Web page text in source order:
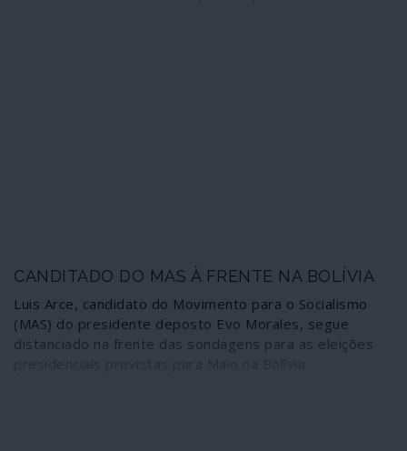
CANDITADO DO MAS À FRENTE NA BOLÍVIA
Luis Arce, candidato do Movimento para o Socialismo
(MAS) do presidente deposto Evo Morales, segue
distanciado na frente das sondagens para as eleições